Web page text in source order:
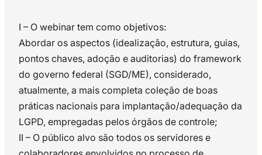
I – O webinar tem como objetivos:
Abordar os aspectos (idealização, estrutura, guias,
pontos chaves, adoção e auditorias) do framework
do governo federal (SGD/ME), considerado,
atualmente, a mais completa coleção de boas
práticas nacionais para implantação/adequação da
LGPD, empregadas pelos órgãos de controle;
II – O público alvo são todos os servidores e